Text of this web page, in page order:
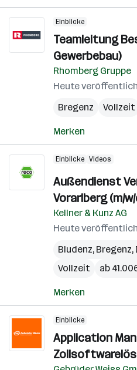
Einblicke
Teamleitung
Gewerbebau)
Rhomberg Gruppe
Heute
Bregenz
Vollzeit
Merken
Einblicke Videos
Außendienst
Vorarlberg (m/
Kellner & Kunz AG
Heute
Bludenz, Bregenz,
Vollzeit
ab
Merken
Einblicke
Application